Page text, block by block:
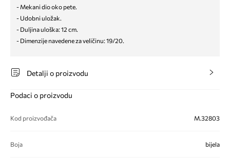
- Mekani dio oko pete.
- Udobni uložak.
- Duljina uloška: 12 cm.
- Dimenzije navedene za veličinu: 19/20.
Detalji o proizvodu
Podaci o proizvodu
Kod proizvođača M.32803
Boja bijela